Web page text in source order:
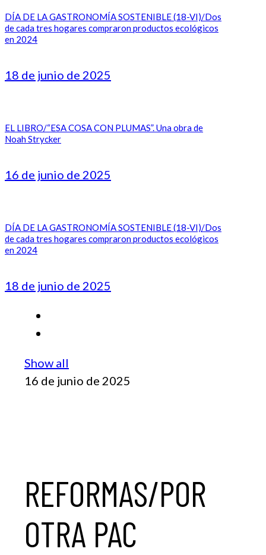
DÍA DE LA GASTRONOMÍA SOSTENIBLE (18-VI)/Dos
de cada tres hogares compraron productos ecológicos
en 2024
18 de junio de 2025
EL LIBRO/“ESA COSA CON PLUMAS”. Una obra de
Noah Strycker
16 de junio de 2025
DÍA DE LA GASTRONOMÍA SOSTENIBLE (18-VI)/Dos
de cada tres hogares compraron productos ecológicos
en 2024
18 de junio de 2025
Show all
16 de junio de 2025
REFORMAS/POR
OTRA PAC